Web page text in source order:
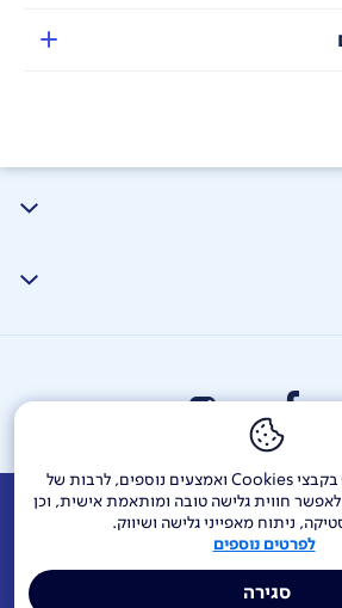
באתר זה נעשה שימוש בקבצי Cookies ואמצעים נוספים, לרבות של
חווית גלישה טובה ומותאמת אישית, וכן
ניתוח מאפייני גלישה ושיווק.
לפרטים נוספים
סגירה
Investor Relations
הודעות חברה
144 בזק בינלאומי